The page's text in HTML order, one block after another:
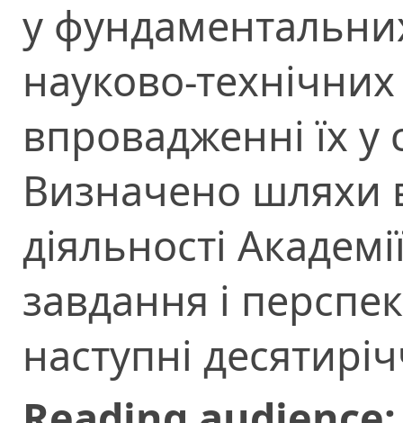
у
науково-
впровадженні їх у
Визначено шляхи
діяльності
завдання і
наступні